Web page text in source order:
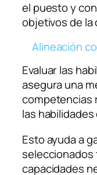
el puesto y
objetivos de la
Alineación
Evaluar las
asegura una
competencias
las
Esto ayuda a
seleccionados
capacidades